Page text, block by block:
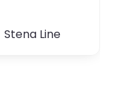
Stena Line